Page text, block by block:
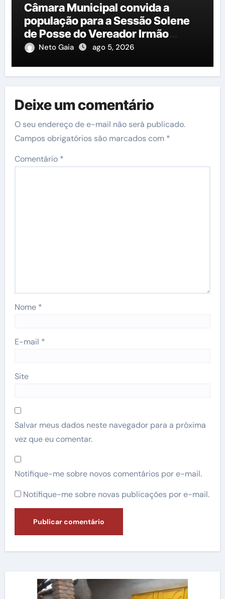
Câmara Municipal convida a
população para a Sessão Solene
de Posse do Vereador Irmão
Cícero
Neto Gaia ago 5, 2026
Deixe um comentário
O seu endereço de e-mail não será publicado.
Campos obrigatórios são marcados com *
Comentário *
Nome *
E-mail *
Site
Salvar meus dados neste navegador para a próxima
vez que eu comentar.
Notifique-me sobre novos comentários por e-mail.
Notifique-me sobre novas publicações por e-mail.